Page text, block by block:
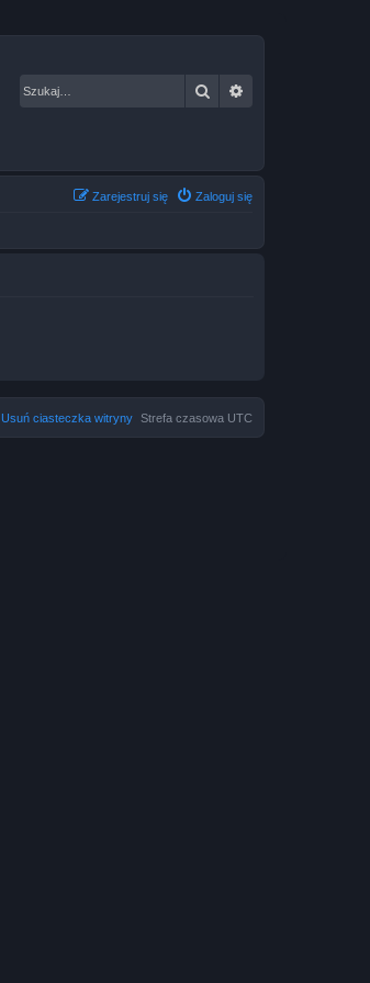
Szukaj
Zaloguj się
Zarejestruj się
Strefa czasowa UTC
Usuń ciasteczka witryny